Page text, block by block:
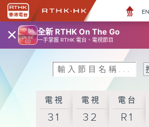
× 全新 RTHK On The Go
一手掌握 RTHK 電台、電視節目
電視
31
電視
32
電台
R1